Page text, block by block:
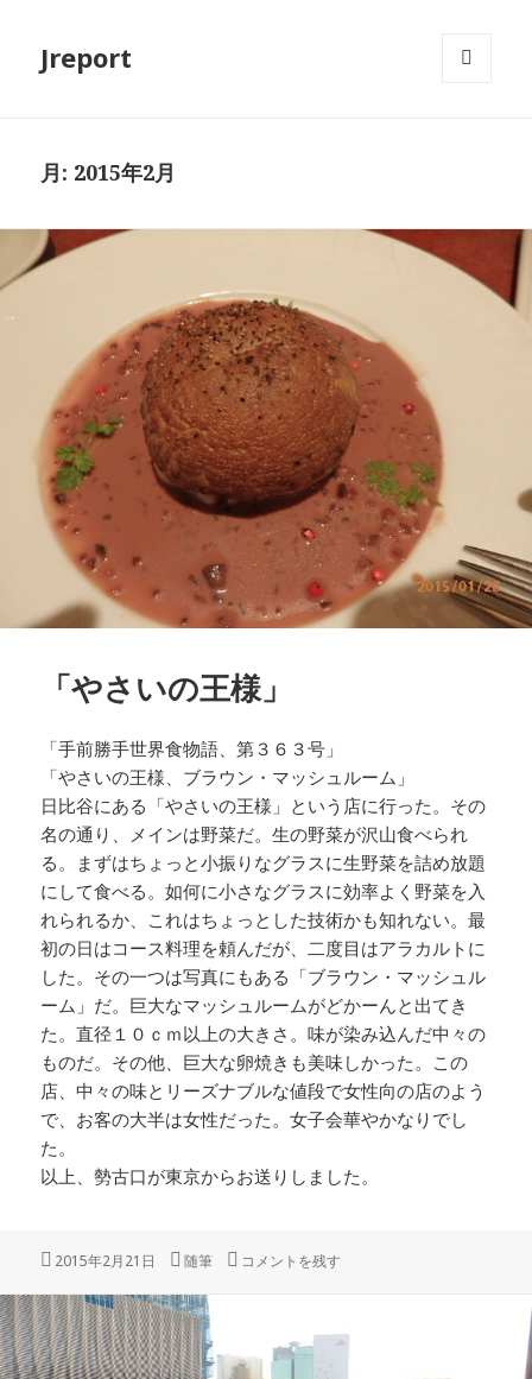
Jreport
月: 2015年2月
「やさいの王様」
「手前勝手世界食物語、第３６３号」
「やさいの王様、ブラウン・マッシュルーム」
日比谷にある「やさいの王様」という店に行った。その
名の通り、メインは野菜だ。生の野菜が沢山食べられ
る。まずはちょっと小振りなグラスに生野菜を詰め放題
にして食べる。如何に小さなグラスに効率よく野菜を入
れられるか、これはちょっとした技術かも知れない。最
初の日はコース料理を頼んだが、二度目はアラカルトに
した。その一つは写真にもある「ブラウン・マッシュル
ーム」だ。巨大なマッシュルームがどかーんと出てき
た。直径１０ｃｍ以上の大きさ。味が染み込んだ中々の
ものだ。その他、巨大な卵焼きも美味しかった。この
店、中々の味とリーズナブルな値段で女性向の店のよう
で、お客の大半は女性だった。女子会華やかなりでし
た。
以上、勢古口が東京からお送りしました。
投
日:
2015年2月21日
カ
ゴ
リ
ー
随筆 「やさいの王様」 に
コメントを残す